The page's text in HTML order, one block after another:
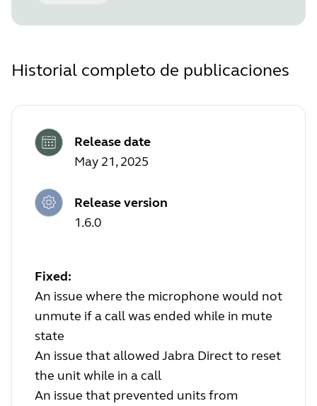
Historial completo de publicaciones
Release date
May 21, 2025
Release version
1.6.0
Fixed:
An issue where the microphone would not
unmute if a call was ended while in mute
state
An issue that allowed Jabra Direct to reset
the unit while in a call
An issue that prevented units from